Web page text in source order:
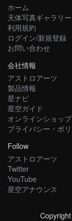
ホーム
天体写真ギャラリ
利用規約
ログイン/新規登録
お問い合わせ
会社情報
アストロアーツ
製品情報
星ナビ
星空ガイド
オンラインショップ
プライバシー・ポ
Follow
アストロアーツ
Twitter
YouTube
星空アナウンス